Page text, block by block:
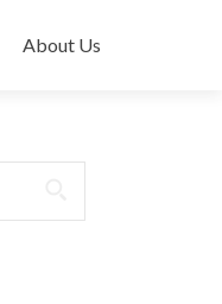
About Us